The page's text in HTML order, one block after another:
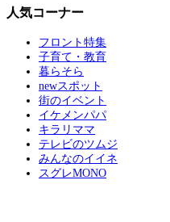
人気コーナー
フロント特集
子育て・教育
暮らそら
newスポット
街のイベント
イケメンパパ
キラリママ
テレビのツムジ
みんなのイイネ
スグレMONO